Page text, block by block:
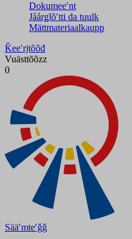
Dokumeeʹnt
Jåårǥlõʹtti da tuulk
Mättmateriaalkaupp
Ǩeeʹrjtõõđ
Vuästtõõzz
0
Sääʹmteʹǧǧ